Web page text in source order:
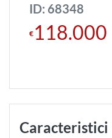
ID: 68348
€ 118.000
Caracteristici